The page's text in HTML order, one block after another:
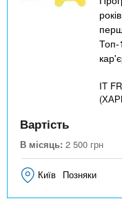
Топ-
IT
Вартість
В місяць: 2 500 грн
Київ Позняки